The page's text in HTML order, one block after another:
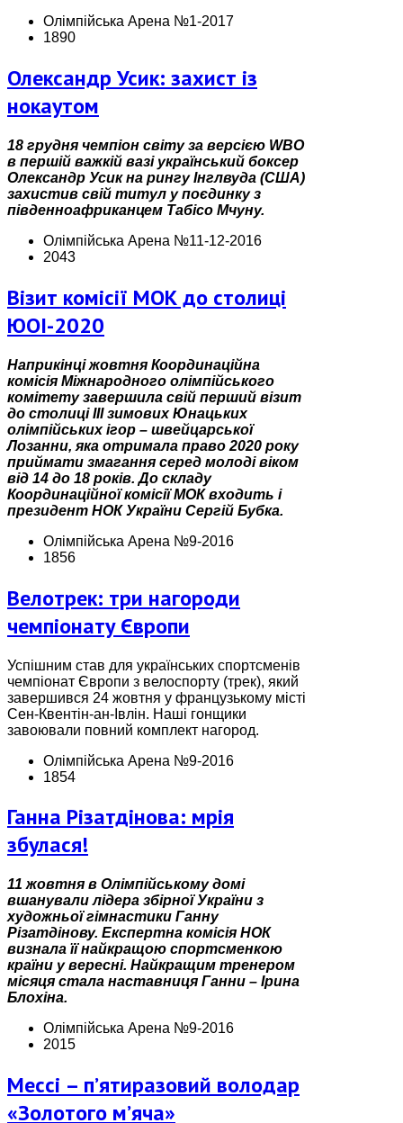
Олімпійська Арена №1-2017
1890
Олександр Усик: захист із
нокаутом
18 грудня чемпіон світу за версією WBO
в першій важкій вазі український боксер
Олександр Усик на рингу Інглвуда (США)
захистив свій титул у поєдинку з
південноафриканцем Табісо Мчуну.
Олімпійська Арена №11-12-2016
2043
Візит комісії МОК до столиці
ЮОІ-2020
Наприкінці жовтня Координаційна
комісія Міжнародного олімпійського
комітету завершила свій перший візит
до столиці III зимових Юнацьких
олімпійських ігор – швейцарської
Лозанни, яка отримала право 2020 року
приймати змагання серед молоді віком
від 14 до 18 років. До складу
Координаційної комісії МОК входить і
президент НОК України Сергій Бубка.
Олімпійська Арена №9-2016
1856
Велотрек: три нагороди
чемпіонату Європи
Успішним став для українських спортсменів
чемпіонат Європи з велоспорту (трек), який
завершився 24 жовтня у французькому місті
Сен-Квентін-ан-Івлін. Наші гонщики
завоювали повний комплект нагород.
Олімпійська Арена №9-2016
1854
Ганна Різатдінова: мрія
збулася!
11 жовтня в Олімпійському домі
вшанували лідера збірної України з
художньої гімнастики Ганну
Різатдінову. Експертна комісія НОК
визнала її найкращою спортсменкою
країни у вересні. Найкращим тренером
місяця стала наставниця Ганни – Ірина
Блохіна.
Олімпійська Арена №9-2016
2015
Мессі – п’ятиразовий володар
«Золотого м’яча»